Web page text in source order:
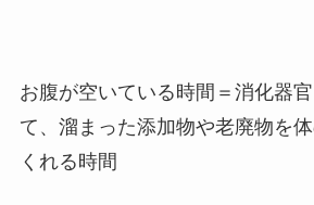
お腹が空いている時間＝消化器
て、溜まった添加物や老廃物を
くれる時間